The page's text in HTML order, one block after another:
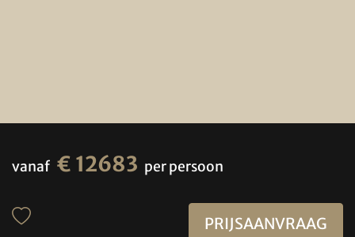
vanaf € 12683 per persoon
PRIJSAANVRAAG